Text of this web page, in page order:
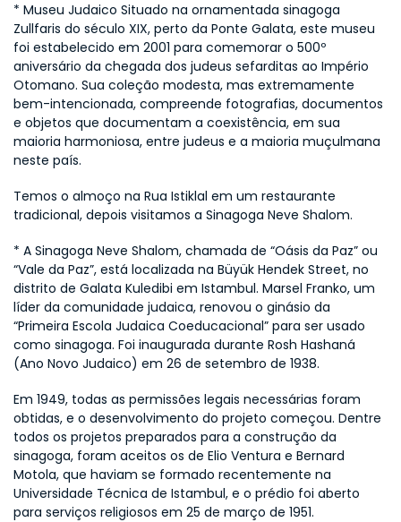
* Museu Judaico Situado na ornamentada sinagoga
Zullfaris do século XIX, perto da Ponte Galata, este museu
foi estabelecido em 2001 para comemorar o 500º
aniversário da chegada dos judeus sefarditas ao Império
Otomano. Sua coleção modesta, mas extremamente
bem-intencionada, compreende fotografias, documentos
e objetos que documentam a coexistência, em sua
maioria harmoniosa, entre judeus e a maioria muçulmana
neste país.
Temos o almoço na Rua Istiklal em um restaurante
tradicional, depois visitamos a Sinagoga Neve Shalom.
* A Sinagoga Neve Shalom, chamada de “Oásis da Paz” ou
“Vale da Paz”, está localizada na Büyük Hendek Street, no
distrito de Galata Kuledibi em Istambul. Marsel Franko, um
líder da comunidade judaica, renovou o ginásio da
“Primeira Escola Judaica Coeducacional” para ser usado
como sinagoga. Foi inaugurada durante Rosh Hashaná
(Ano Novo Judaico) em 26 de setembro de 1938.
Em 1949, todas as permissões legais necessárias foram
obtidas, e o desenvolvimento do projeto começou. Dentre
todos os projetos preparados para a construção da
sinagoga, foram aceitos os de Elio Ventura e Bernard
Motola, que haviam se formado recentemente na
Universidade Técnica de Istambul, e o prédio foi aberto
para serviços religiosos em 25 de março de 1951.